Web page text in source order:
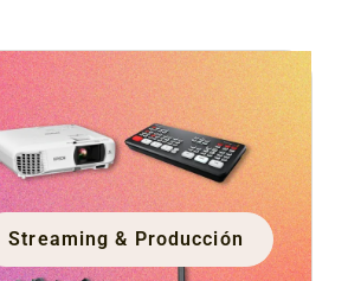
Streaming & Producción